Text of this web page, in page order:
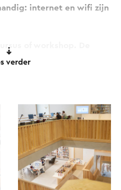
internet en wifi zijn
of workshop. De
vestigingen in
verder